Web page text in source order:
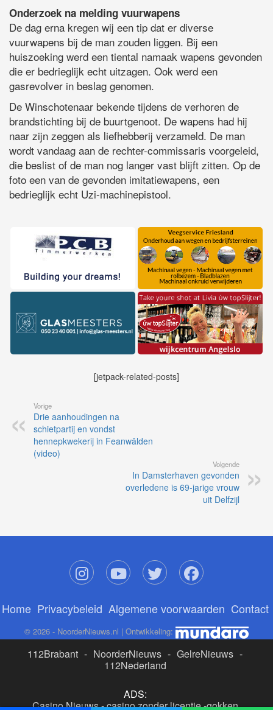
Onderzoek na melding vuurwapens
De dag erna kregen wij een tip dat er diverse
vuurwapens bij de man zouden liggen. Bij een
huiszoeking werd een tiental namaak wapens gevonden
die er bedrieglijk echt uitzagen. Ook werd een
gasrevolver in beslag genomen.
De Winschotenaar bekende tijdens de verhoren de
brandstichting bij de buurtgenoot. De wapens had hij
naar zijn zeggen als liefhebberij verzameld. De man
wordt vandaag aan de rechter-commissaris voorgeleid,
die beslist of de man nog langer vast blijft zitten. Op de
foto een van de gevonden imitatiewapens, een
bedrieglijk echt Uzi-machinepistool.
[jetpack-related-posts]
Vorige
Drie aanhoudingen na
schietpartij en vondst
hennepkwekerij in Feanwâlden
(video)
Volgende
In Damsterhaven gevonden
overledene is 69-jarige vrouw
uit Delfzijl
Home Privacybeleid Algemene voorwaarden Contact
© 2026 - NoorderNieuws.nl | Ontwikkeling:
112Brabant - NoorderNieuws - GelreNieuws -
112Nederland
ADS:
Casino Nieuws-casino zonder licentie-gokken